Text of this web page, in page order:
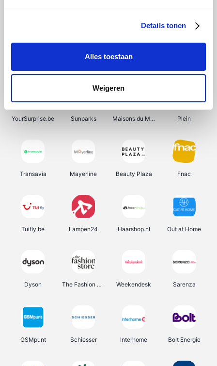
Details tonen
Alles toestaan
Weigeren
Shein Get Your Guide Bergfreunde Pazzox
YourSurprise.be Sunparks Maisons du Monde Plein
Transavia Mayerline Beauty Plaza Fnac
Tuifly.be Lampen24 Haarshop.nl Out at Home
Dyson The Fashion Store Weekendesk Sarenza
GSMpunt Schiesser Interhome Bolt Energie